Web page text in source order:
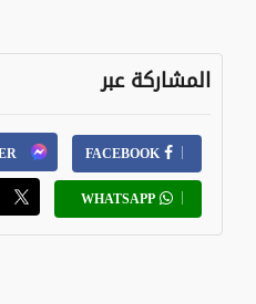
المشاركة عبر
FACEBOOK
WHATSAPP